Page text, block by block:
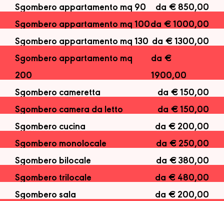
Sgombero appartamento mq 90
da € 850,00
Sgombero appartamento mq 100da € 1000,00
Sgombero appartamento mq 130 da € 1300,00
Sgombero appartamento mq
200
da €
1900,00
Sgombero cameretta
da € 150,00
Sgombero camera da letto
da € 150,00
Sgombero cucina
da € 200,00
Sgombero monolocale
da € 250,00
Sgombero bilocale
da € 380,00
Sgombero trilocale
da € 480,00
Sgombero sala
da € 200,00